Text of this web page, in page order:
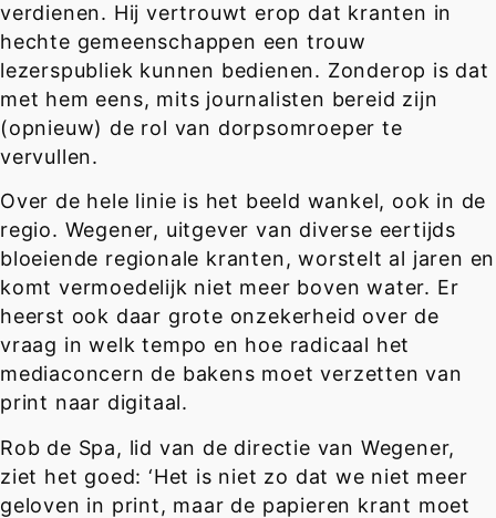
verdienen. Hij vertrouwt erop dat kranten in
hechte gemeenschappen een trouw
lezerspubliek kunnen bedienen. Zonderop is dat
met hem eens, mits journalisten bereid zijn
(opnieuw) de rol van dorpsomroeper te
vervullen.
Over de hele linie is het beeld wankel, ook in de
regio. Wegener, uitgever van diverse eertijds
bloeiende regionale kranten, worstelt al jaren en
komt vermoedelijk niet meer boven water. Er
heerst ook daar grote onzekerheid over de
vraag in welk tempo en hoe radicaal het
mediaconcern de bakens moet verzetten van
print naar digitaal.
Rob de Spa, lid van de directie van Wegener,
ziet het goed: ‘Het is niet zo dat we niet meer
geloven in print, maar de papieren krant moet